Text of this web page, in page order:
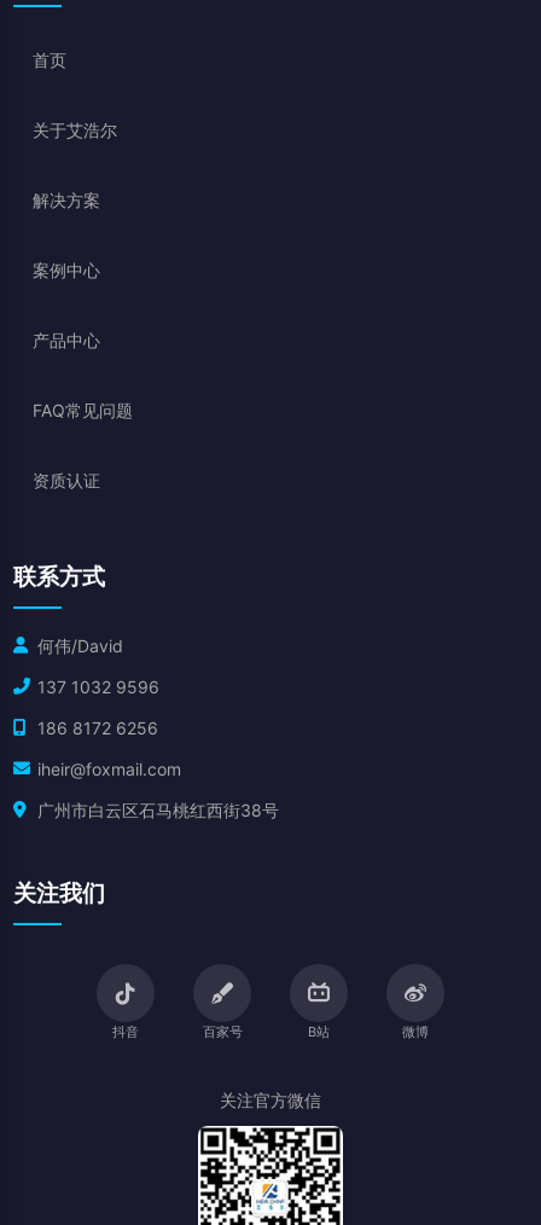
首页
关于艾浩尔
解决方案
案例中心
产品中心
FAQ常见问题
资质认证
联系方式
何伟/David
137 1032 9596
186 8172 6256
iheir@foxmail.com
广州市白云区石马桃红西街38号
关注我们
抖音 百家号 B站 微博
关注官方微信